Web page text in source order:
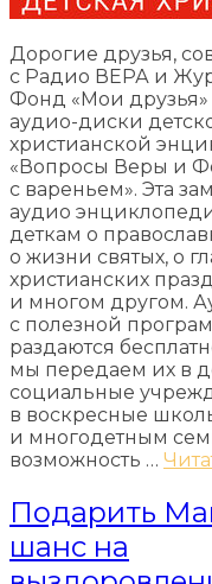
Дорогие друзья,
с Радио ВЕРА и
Фонд «Мои друзья»
аудио-диски
христианской
«Вопросы Веры и
с вареньем». Эта
аудио
деткам о
о жизни святых, о
христианских
и многом другом.
с полезной
раздаются
мы передаем их в
социальные
в воскресные
и многодетным
возможность …
Подарить
шанс на